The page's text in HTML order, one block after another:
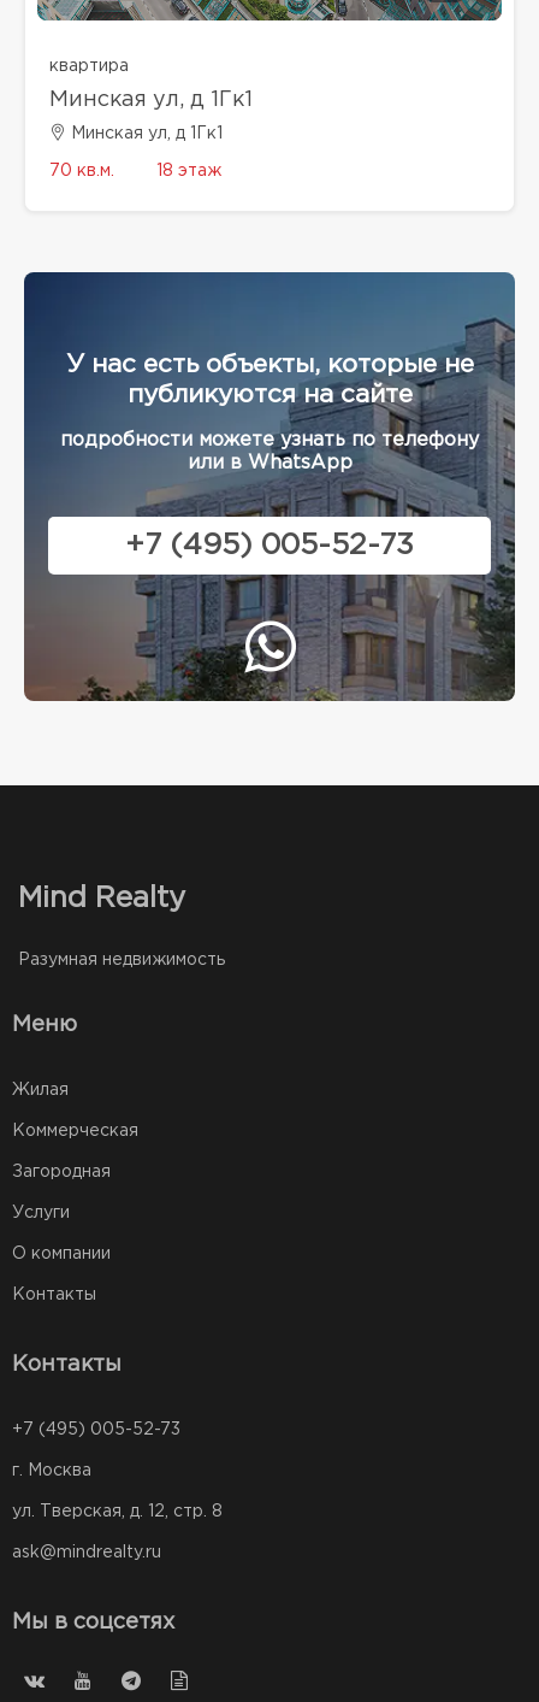
квартира
Минская ул, д 1Гк1
Минская ул, д 1Гк1
70 кв.м. 18 этаж
У нас есть объекты, которые не
публикуются на сайте
подробности можете узнать по телефону
или в WhatsApp
+7 (495) 005-52-73
Mind Realty
Разумная недвижимость
Меню
Жилая
Коммерческая
Загородная
Услуги
О компании
Контакты
Контакты
+7 (495) 005-52-73
г. Москва
ул. Тверская, д. 12, стр. 8
ask@mindrealty.ru
Мы в соцсетях